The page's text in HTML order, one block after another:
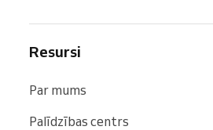
Resursi
Par mums
Palīdzības centrs